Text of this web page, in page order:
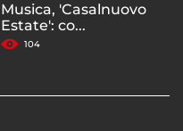
Musica, 'Casalnuovo
Estate': co...
104